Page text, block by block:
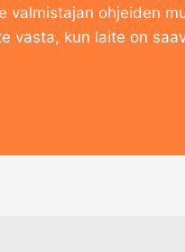
valmistajan ohjeiden
vasta, kun laite on